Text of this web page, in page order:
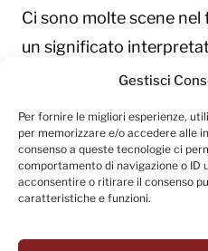
Gestisci
Per fornire le migliori esperienze,
per memorizzare e/o accedere alle
consenso a queste tecnologie ci
comportamento di navigazione o ID
acconsentire o ritirare il consenso
caratteristiche e funzioni.
Ci sono molte scene
un significato
montate con le
e la musica di
Nella nostra testa la
impatto completamente